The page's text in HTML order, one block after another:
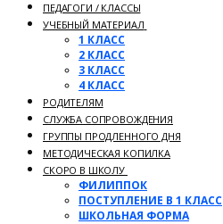
ПЕДАГОГИ / КЛАССЫ
УЧЕБНЫЙ МАТЕРИАЛ
1 КЛАСС
2 КЛАСС
3 КЛАСС
4 КЛАСС
РОДИТЕЛЯМ
СЛУЖБА СОПРОВОЖДЕНИЯ
ГРУППЫ ПРОДЛЕННОГО ДНЯ
МЕТОДИЧЕСКАЯ КОПИЛКА
СКОРО В ШКОЛУ
ФИЛИППОК
ПОСТУПЛЕНИЕ В 1 КЛАСС
ШКОЛЬНАЯ ФОРМА